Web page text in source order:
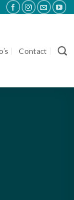
Contact